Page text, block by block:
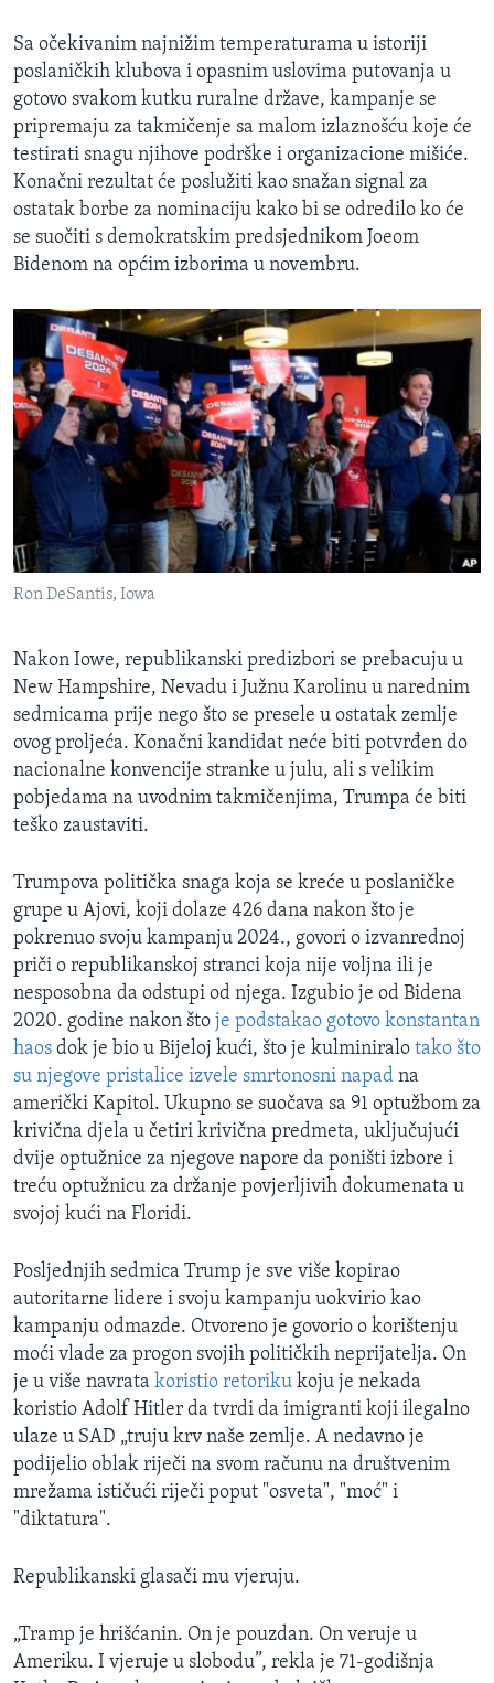
Sa očekivanim najnižim temperaturama u istoriji
poslaničkih klubova i opasnim uslovima putovanja u
gotovo svakom kutku ruralne države, kampanje se
pripremaju za takmičenje sa malom izlaznošću koje će
testirati snagu njihove podrške i organizacione mišiće.
Konačni rezultat će poslužiti kao snažan signal za
ostatak borbe za nominaciju kako bi se odredilo ko će
se suočiti s demokratskim predsjednikom Joeom
Bidenom na općim izborima u novembru.
Ron DeSantis, Iowa
Nakon Iowe, republikanski predizbori se prebacuju u
New Hampshire, Nevadu i Južnu Karolinu u narednim
sedmicama prije nego što se presele u ostatak zemlje
ovog proljeća. Konačni kandidat neće biti potvrđen do
nacionalne konvencije stranke u julu, ali s velikim
pobjedama na uvodnim takmičenjima, Trumpa će biti
teško zaustaviti.
Trumpova politička snaga koja se kreće u poslaničke
grupe u Ajovi, koji dolaze 426 dana nakon što je
pokrenuo svoju kampanju 2024., govori o izvanrednoj
priči o republikanskoj stranci koja nije voljna ili je
nesposobna da odstupi od njega. Izgubio je od Bidena
2020. godine nakon što je podstakao gotovo konstantan
haos dok je bio u Bijeloj kući, što je kulminiralo tako što
su njegove pristalice izvele smrtonosni napad na
američki Kapitol. Ukupno se suočava sa 91 optužbom za
krivična djela u četiri krivična predmeta, uključujući
dvije optužnice za njegove napore da poništi izbore i
treću optužnicu za držanje povjerljivih dokumenata u
svojoj kući na Floridi.
Posljednjih sedmica Trump je sve više kopirao
autoritarne lidere i svoju kampanju uokvirio kao
kampanju odmazde. Otvoreno je govorio o korištenju
moći vlade za progon svojih političkih neprijatelja. On
je u više navrata koristio retoriku koju je nekada
koristio Adolf Hitler da tvrdi da imigranti koji ilegalno
ulaze u SAD „truju krv naše zemlje. A nedavno je
podijelio oblak riječi na svom računu na društvenim
mrežama ističući riječi poput "osveta", "moć" i
"diktatura".
Republikanski glasači mu vjeruju.
„Tramp je hrišćanin. On je pouzdan. On veruje u
Ameriku. I vjeruje u slobodu”, rekla je 71-godišnja